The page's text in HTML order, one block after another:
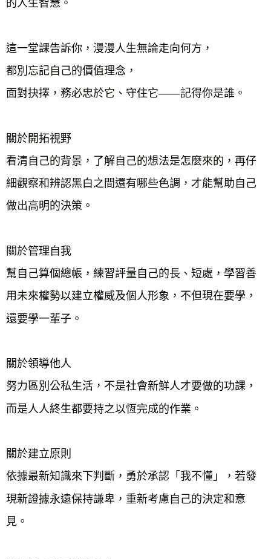
的人生智慧。
這一堂課告訴你，漫漫人生無論走向何方，
都別忘記自己的價值理念，
面對抉擇，務必忠於它、守住它——記得你是誰。
關於開拓視野
看清自己的背景，了解自己的想法是怎麼來的，再仔
細觀察和辨認黑白之間還有哪些色調，才能幫助自己
做出高明的決策。
關於管理自我
幫自己算個總帳，練習評量自己的長、短處，學習善
用未來權勢以建立權威及個人形象，不但現在要學，
還要學一輩子。
關於領導他人
努力區別公私生活，不是社會新鮮人才要做的功課，
而是人人終生都要持之以恆完成的作業。
關於建立原則
依據最新知識來下判斷，勇於承認「我不懂」，若發
現新證據永遠保持謙卑，重新考慮自己的決定和意
見。